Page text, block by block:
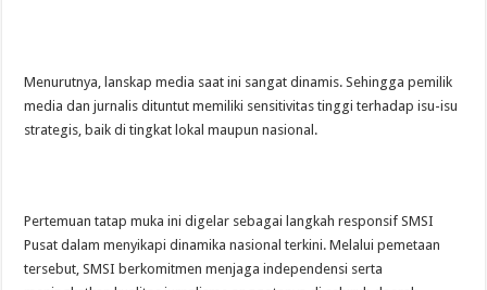
Menurutnya, lanskap media saat ini sangat dinamis. Sehingga pemilik
media dan jurnalis dituntut memiliki sensitivitas tinggi terhadap isu-isu
strategis, baik di tingkat lokal maupun nasional.
Pertemuan tatap muka ini digelar sebagai langkah responsif SMSI
Pusat dalam menyikapi dinamika nasional terkini. Melalui pemetaan
tersebut, SMSI berkomitmen menjaga independensi serta